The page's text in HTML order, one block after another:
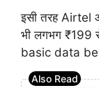
इसी तरह
भी लगभग ₹199
basic data